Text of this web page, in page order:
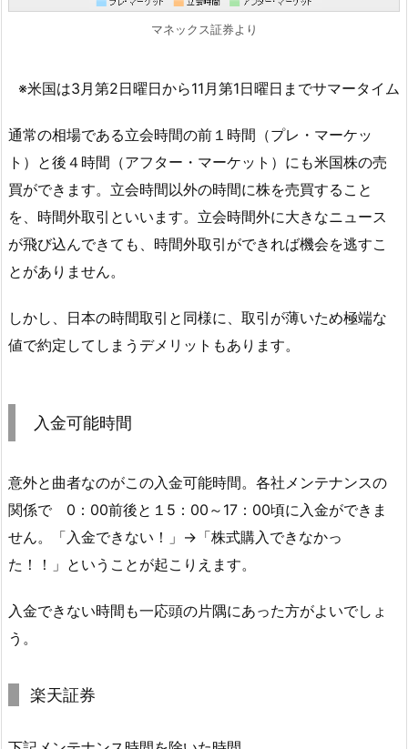
マネックス証券より
※米国は3月第2日曜日から11月第1日曜日までサマータイム
通常の相場である立会時間の前１時間（プレ・マーケッ
ト）と後４時間（アフター・マーケット）にも米国株の売
買ができます。立会時間以外の時間に株を売買すること
を、時間外取引といいます。立会時間外に大きなニュース
が飛び込んできても、時間外取引ができれば機会を逃すこ
とがありません。
しかし、日本の時間取引と同様に、取引が薄いため極端な
値で約定してしまうデメリットもあります。
入金可能時間
意外と曲者なのがこの入金可能時間。各社メンテナンスの
関係で 0：00前後と１5：00～17：00頃に入金ができま
せん。「入金できない！」→「株式購入できなかっ
た！！」ということが起こりえます。
入金できない時間も一応頭の片隅にあった方がよいでしょ
う。
楽天証券